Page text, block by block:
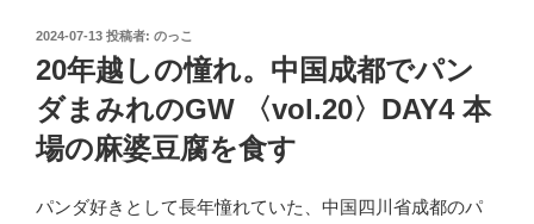
投
日:
2024-07-13 投稿者: のっこ
20年越しの憧れ。中国成都でパン
ダまみれのGW 〈vol.20〉DAY4 本
場の麻婆豆腐を食す
パンダ好きとして長年憧れていた、中国四川省成都のパ